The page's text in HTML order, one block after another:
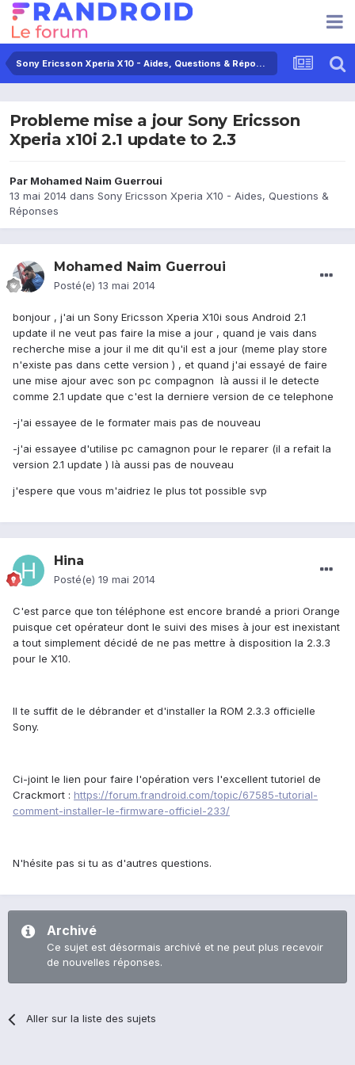
Sony Ericsson Xperia X10 - Aides, Questions & Réponses
Probleme mise a jour Sony Ericsson
Xperia x10i 2.1 update to 2.3
Par Mohamed Naim Guerroui
13 mai 2014 dans Sony Ericsson Xperia X10 - Aides, Questions &
Réponses
Mohamed Naim Guerroui
Posté(e) 13 mai 2014
bonjour , j'ai un Sony Ericsson Xperia X10i sous Android 2.1
update il ne veut pas faire la mise a jour , quand je vais dans
recherche mise a jour il me dit qu'il est a jour (meme play store
n'existe pas dans cette version ) , et quand j'ai essayé de faire
une mise ajour avec son pc compagnon là aussi il le detecte
comme 2.1 update que c'est la derniere version de ce telephone
-j'ai essayee de le formater mais pas de nouveau
-j'ai essayee d'utilise pc camagnon pour le reparer (il a refait la
version 2.1 update ) là aussi pas de nouveau
j'espere que vous m'aidriez le plus tot possible svp
Hina
Posté(e) 19 mai 2014
C'est parce que ton téléphone est encore brandé a priori Orange
puisque cet opérateur dont le suivi des mises à jour est inexistant
a tout simplement décidé de ne pas mettre à disposition la 2.3.3
pour le X10.
Il te suffit de le débrander et d'installer la ROM 2.3.3 officielle
Sony.
Ci-joint le lien pour faire l'opération vers l'excellent tutoriel de
Crackmort : https://forum.frandroid.com/topic/67585-tutorial-
comment-installer-le-firmware-officiel-233/
N'hésite pas si tu as d'autres questions.
Archivé
Ce sujet est désormais archivé et ne peut plus recevoir
de nouvelles réponses.
Aller sur la liste des sujets